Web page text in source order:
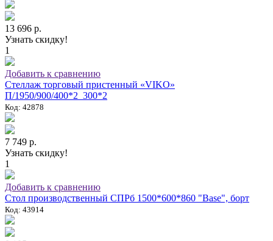
13 696 р.
Узнать скидку!
1
Добавить к сравнению
Стеллаж торговый пристенный «VIKO»
П/1950/900/400*2_300*2
Код: 42878
7 749 р.
Узнать скидку!
1
Добавить к сравнению
Стол производственный СПРб 1500*600*860 "Base", борт
Код: 43914